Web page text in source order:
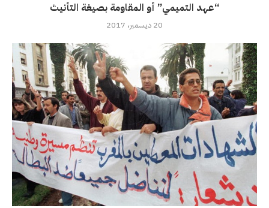
“عهد التميمي” أو المقاومة بصيغة التأنيث
20 ديسمبر، 2017